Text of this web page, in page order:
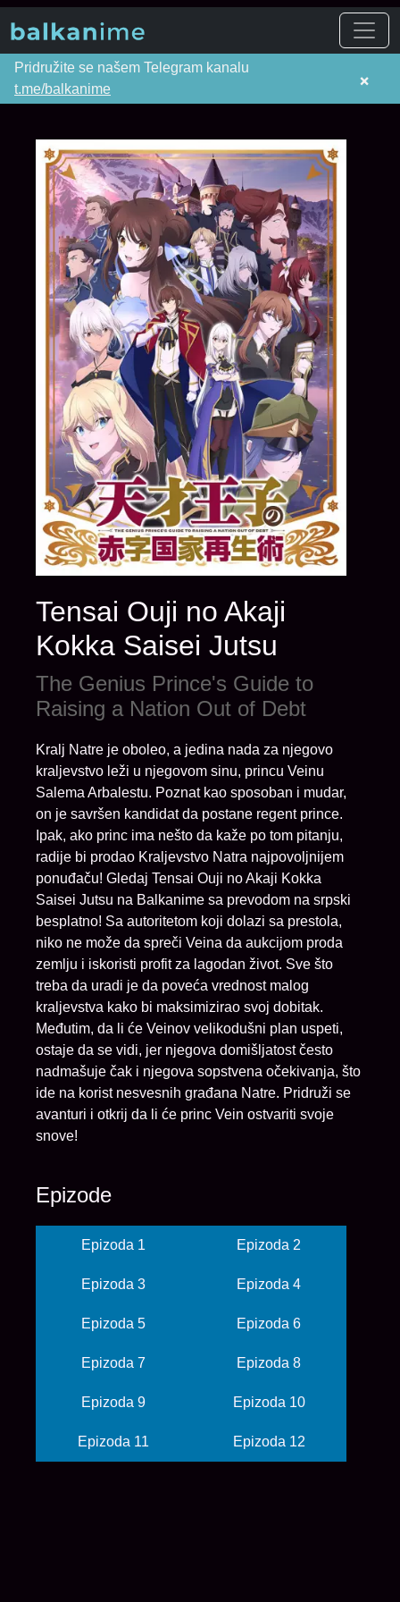
Pridružite se našem Telegram kanalu
t.me/balkanime
×
Tensai Ouji no Akaji
Kokka Saisei Jutsu
The Genius Prince's Guide to
Raising a Nation Out of Debt
Kralj Natre je oboleo, a jedina nada za njegovo
kraljevstvo leži u njegovom sinu, princu Veinu
Salema Arbalestu. Poznat kao sposoban i mudar,
on je savršen kandidat da postane regent prince.
Ipak, ako princ ima nešto da kaže po tom pitanju,
radije bi prodao Kraljevstvo Natra najpovoljnijem
ponuđaču! Gledaj Tensai Ouji no Akaji Kokka
Saisei Jutsu na Balkanime sa prevodom na srpski
besplatno! Sa autoritetom koji dolazi sa prestola,
niko ne može da spreči Veina da aukcijom proda
zemlju i iskoristi profit za lagodan život. Sve što
treba da uradi je da poveća vrednost malog
kraljevstva kako bi maksimizirao svoj dobitak.
Međutim, da li će Veinov velikodušni plan uspeti,
ostaje da se vidi, jer njegova domišljatost često
nadmašuje čak i njegova sopstvena očekivanja, što
ide na korist nesvesnih građana Natre. Pridruži se
avanturi i otkrij da li će princ Vein ostvariti svoje
snove!
Epizode
Epizoda 1 Epizoda 2
Epizoda 3 Epizoda 4
Epizoda 5 Epizoda 6
Epizoda 7 Epizoda 8
Epizoda 9 Epizoda 10
Epizoda 11 Epizoda 12